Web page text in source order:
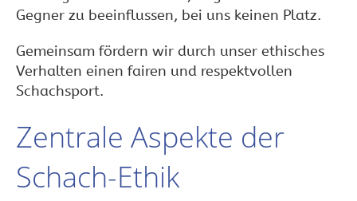
Gegner zu beeinflussen, bei uns keinen Platz.
Gemeinsam fördern wir durch unser ethisches
Verhalten einen fairen und respektvollen
Schachsport.
Zentrale Aspekte der
Schach-Ethik